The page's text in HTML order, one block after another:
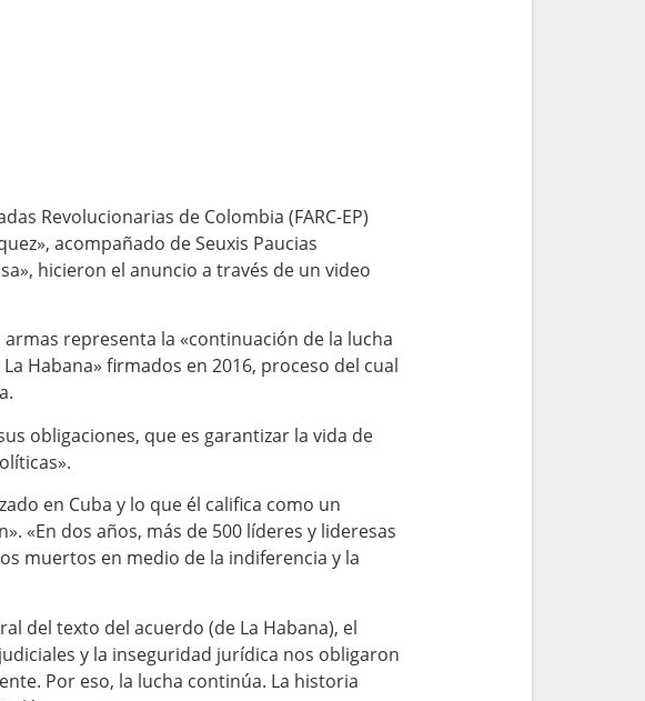
Revolucionarias de Colombia (FARC-EP)
acompañado de Seuxis Paucias
hicieron el anuncio a través de un video
representa la «continuación de la lucha
Habana» firmados en 2016, proceso del cual
obligaciones, que es garantizar la vida de
en Cuba y lo que él califica como un
«En dos años, más de 500 líderes y lideresas
muertos en medio de la indiferencia y la
del texto del acuerdo (de La Habana), el
y la inseguridad jurídica nos obligaron
Por eso, la lucha continúa. La historia